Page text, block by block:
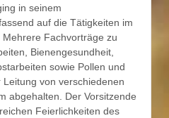
in seinem
auf die Tätigkeiten im
Fachvorträge zu
Bienengesundheit,
sowie Pollen und
von verschiedenen
abgehalten. Der Vorsitzende
Feierlichkeiten des